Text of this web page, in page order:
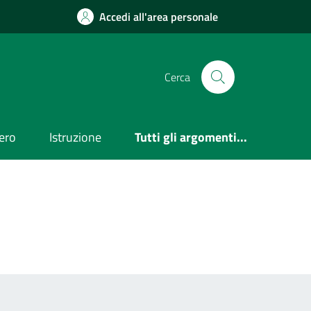
Accedi all'area personale
Cerca
Istruzione Tutti gli argomenti...